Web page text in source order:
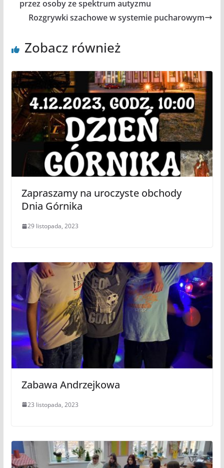
przez osoby ze spektrum autyzmu
Rozgrywki szachowe w systemie pucharowym
Zobacz również
Zapraszamy na uroczyste obchody
Dnia Górnika
29 listopada, 2023
Zabawa Andrzejkowa
23 listopada, 2023